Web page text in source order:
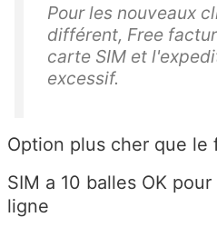
Pour les nouveaux
différent, Free
carte SIM et
excessif.
Option plus cher que le
SIM a 10 balles OK
ligne